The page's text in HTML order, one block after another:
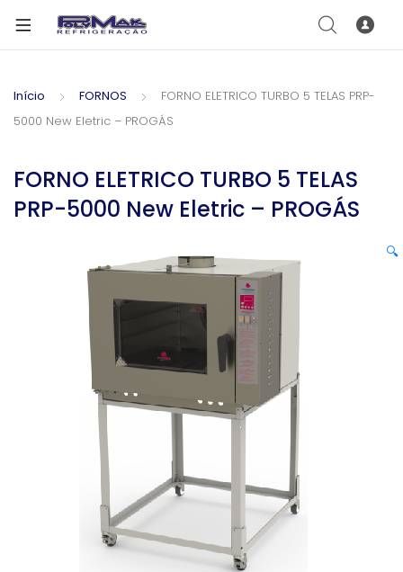
Início FORNOS
FORNO ELETRICO TURBO 5 TELAS PRP-
5000 New Eletric – PROGÁS
FORNO ELETRICO TURBO 5 TELAS
PRP-5000 New Eletric – PROGÁS
🔍